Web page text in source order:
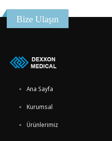
Bize Ulaşın
Ana Sayfa
Kurumsal
Ürünlerimiz